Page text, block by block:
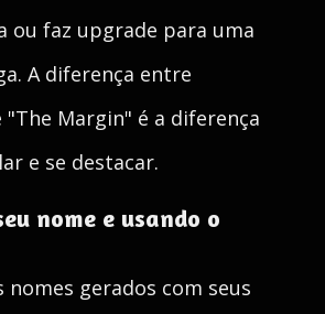
ou faz upgrade para uma
A diferença entre
Margin" é a diferença
e se destacar.
nome e usando o
nomes gerados com seus